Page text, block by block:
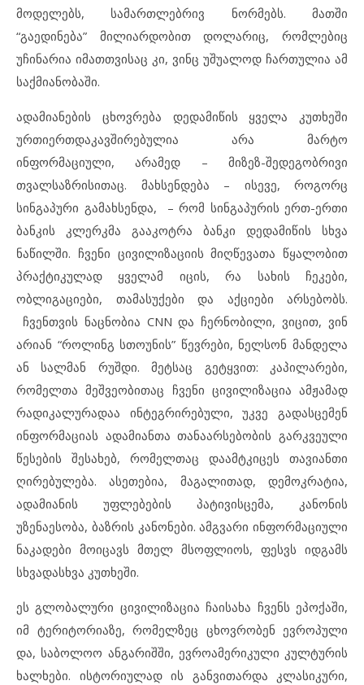
მოდელებს, სამართლებრივ ნორმებს. მათში
“გაედინება” მილიარდობით დოლარიც, რომლებიც
უჩინარია იმათთვისაც კი, ვინც უშუალოდ ჩართულია ამ
საქმიანობაში.
ადამიანების ცხოვრება დედამიწის ყველა კუთხეში
ურთიერთდაკავშირებულია არა მარტო
ინფორმაციული, არამედ – მიზეზ-შედეგობრივი
თვალსაზრისითაც. მახსენდება – ისევე, როგორც
სინგაპური გამახსენდა, – რომ სინგაპურის ერთ-ერთი
ბანკის კლერკმა გააკოტრა ბანკი დედამიწის სხვა
ნაწილში. ჩვენი ცივილიზაციის მიღწევათა წყალობით
პრაქტიკულად ყველამ იცის, რა სახის ჩეკები,
ობლიგაციები, თამასუქები და აქციები არსებობს.
ჩვენთვის ნაცნობია CNN და ჩერნობილი, ვიცით, ვინ
არიან “როლინგ სთოუნის” წევრები, ნელსონ მანდელა
ან სალმან რუშდი. მეტსაც გეტყვით: კაპილარები,
რომელთა მეშვეობითაც ჩვენი ცივილიზაცია ამჟამად
რადიკალურადაა ინტეგრირებული, უკვე გადასცემენ
ინფორმაციას ადამიანთა თანაარსებობის გარკვეული
წესების შესახებ, რომელთაც დაამტკიცეს თავიანთი
ღირებულება. ასეთებია, მაგალითად, დემოკრატია,
ადამიანის უფლებების პატივისცემა, კანონის
უზენაესობა, ბაზრის კანონები. ამგვარი ინფორმაციული
ნაკადები მოიცავს მთელ მსოფლიოს, ფესვს იდგამს
სხვადასხვა კუთხეში.
ეს გლობალური ცივილიზაცია ჩაისახა ჩვენს ეპოქაში,
იმ ტერიტორიაზე, რომელზეც ცხოვრობენ ევროპული
და, საბოლოო ანგარიშში, ევროამერიკული კულტურის
ხალხები. ისტორიულად ის განვითარდა კლასიკური,